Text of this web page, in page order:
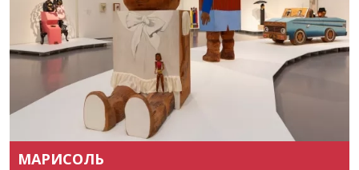
МАРИСОЛЬ